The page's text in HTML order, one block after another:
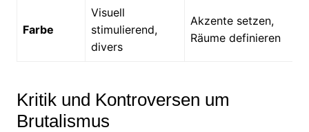
Farbe
Visuell
stimulierend,
divers
Akzente setzen,
Räume definieren
Kritik und Kontroversen um
Brutalismus